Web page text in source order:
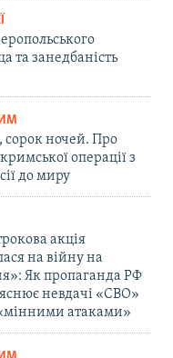
та занедбаність
сорок ночей. Про
операції з
до миру
акція
на війну на
Як пропаганда РФ
невдачі «СВО»
атаками»